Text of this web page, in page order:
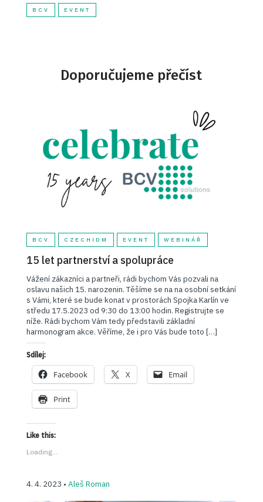
služeb. Jenoduchým
řešením je napsat si
BCV EVENT
Doporučujeme přečíst
BCV CZECHIDM EVENT WEBINÁŘ
15 let partnerství a spolupráce
Vážení zákazníci a partneři, rádi bychom Vás pozvali na
oslavu našich 15. narozenin. Těšíme se na na osobní setkání
s Vámi, které se bude konat v prostorách Spojka Karlín ve
středu 17.5.2023 od 9:30 do 13:00 hodin. Registrujte se
níže. Rádi bychom Vám tedy představili základní
harmonogram akce. Věříme, že i pro Vás bude toto […]
Sdílej:
Facebook X Email
Print
Like this:
Loading...
4. 4. 2023 • Aleš Roman